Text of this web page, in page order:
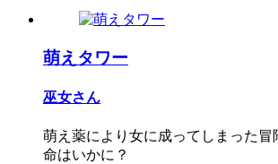
萌えタワー
巫女さん
萌え薬により女に成ってしまった冒
命はいかに？